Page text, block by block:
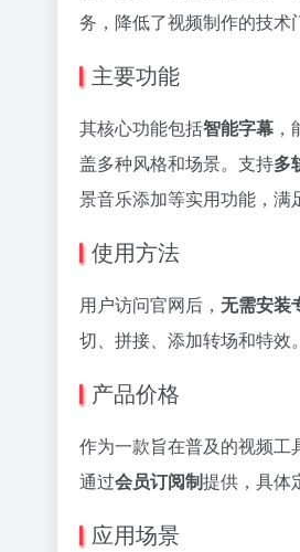
务，降低了视频制作的技术
主要功能
其核心功能包括智能字幕
盖多种风格和场景。支持多
景音乐添加等实用功能，满
使用方法
用户访问官网后， 无需安装
切、拼接、添加转场和特效
产品价格
作为一款旨在普及的视频工
通过会员订阅制提供，具体
应用场景